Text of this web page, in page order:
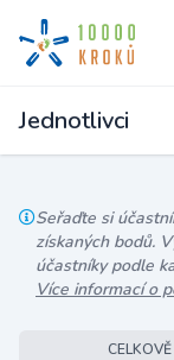
Jednotlivci
Seřaďte si
získaných bodů.
účastníky podle
Více informací o
CELKOVĚ